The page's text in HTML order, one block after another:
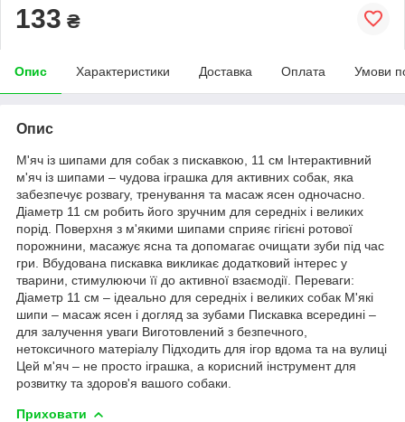
133 ₴
Опис Характеристики Доставка Оплата Умови
Опис
М'яч із шипами для собак з пискавкою, 11 см Інтерактивний
м'яч із шипами – чудова іграшка для активних собак, яка
забезпечує розвагу, тренування та масаж ясен одночасно.
Діаметр 11 см робить його зручним для середніх і великих
порід. Поверхня з м'якими шипами сприяє гігієні ротової
порожнини, масажує ясна та допомагає очищати зуби під час
гри. Вбудована пискавка викликає додатковий інтерес у
тварини, стимулюючи її до активної взаємодії. Переваги:
Діаметр 11 см – ідеально для середніх і великих собак М'які
шипи – масаж ясен і догляд за зубами Пискавка всередині –
для залучення уваги Виготовлений з безпечного,
нетоксичного матеріалу Підходить для ігор вдома та на вулиці
Цей м'яч – не просто іграшка, а корисний інструмент для
розвитку та здоров'я вашого собаки.
Приховати